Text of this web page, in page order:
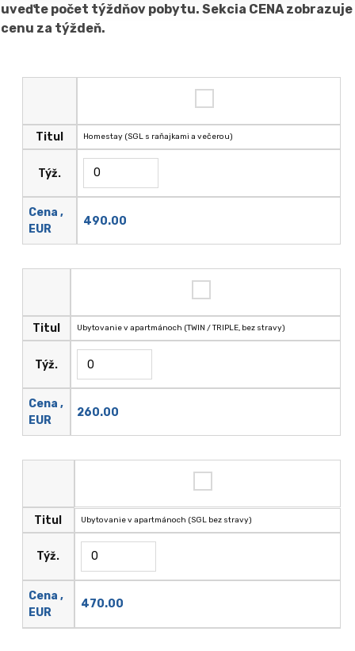
uveďte počet týždňov pobytu. Sekcia CENA zobrazuje
cenu za týždeň.
Titul
Týž.
Cena ,
EUR
Homestay (SGL s raňajkami a večerou)
490.00
Titul
Týž.
Cena ,
EUR
Ubytovanie v apartmánoch (TWIN / TRIPLE, bez stravy)
260.00
Titul
Týž.
Cena ,
EUR
Ubytovanie v apartmánoch (SGL bez stravy)
470.00